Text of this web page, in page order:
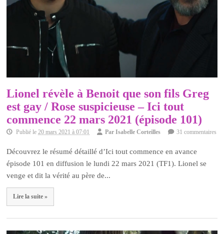
Lionel révèle à Benoit que son fils Greg
est gay / Rose suspicieuse – Ici tout
commence 22 mars 2021 (épisode 101)
Publié le20 mars 2021 à 07:01 ParIsabelle Corteilles 31 commentaires
Découvrez le résumé détaillé d’Ici tout commence en avance
épisode 101 en diffusion le lundi 22 mars 2021 (TF1). Lionel se
venge et dit la vérité au père de...
Lire la suite »